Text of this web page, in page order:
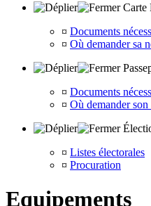
Carte
¤ Documents
¤ Où demander sa
¤ Documents
¤ Où demander
¤ Listes électorales
¤ Procuration
Equipements